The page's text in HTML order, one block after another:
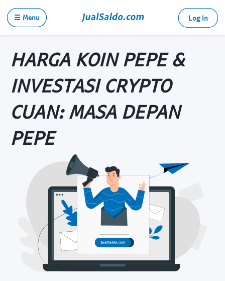
☰ Menu Log in
HARGA KOIN PEPE &
INVESTASI CRYPTO
CUAN: MASA DEPAN
PEPE